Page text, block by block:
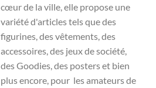
cœur de la ville, elle propose une
variété d'articles tels que des
figurines, des vêtements, des
accessoires, des jeux de société,
des Goodies, des posters et bien
plus encore, pour les amateurs de